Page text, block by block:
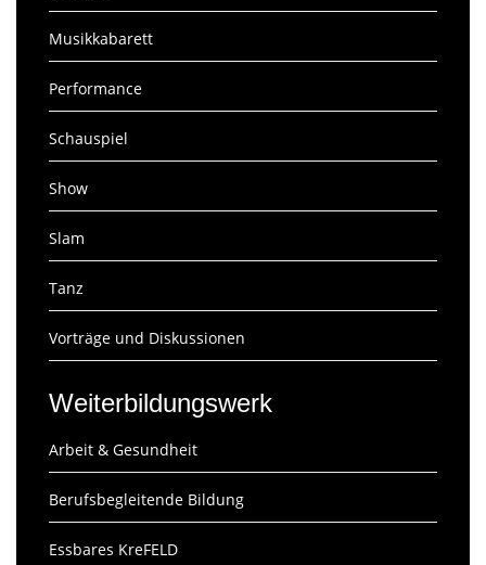
Musikkabarett
Performance
Schauspiel
Show
Slam
Tanz
Vorträge und Diskussionen
Weiterbildungswerk
Arbeit & Gesundheit
Berufsbegleitende Bildung
Essbares KreFELD